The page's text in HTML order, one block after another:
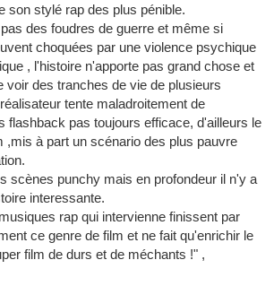
son stylé rap des plus pénible.
des foudres de guerre et même si
choquées par une violence psychique
, l'histoire n'apporte pas grand chose et
voir des tranches de vie de plusieurs
tente maladroitement de
flashback pas toujours efficace, d'ailleurs le
,mis à part un scénario des plus pauvre
scènes punchy mais en profondeur il n'y a
interessante.
rap qui intervienne finissent par
ce genre de film et ne fait qu'enrichir le
film de durs et de méchants !" ,